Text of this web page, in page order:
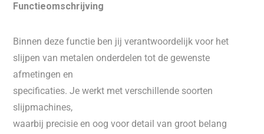
Functieomschrijving
Binnen deze functie ben jij verantwoordelijk voor het
slijpen van metalen onderdelen tot de gewenste
afmetingen en
specificaties. Je werkt met verschillende soorten
slijpmachines,
waarbij precisie en oog voor detail van groot belang